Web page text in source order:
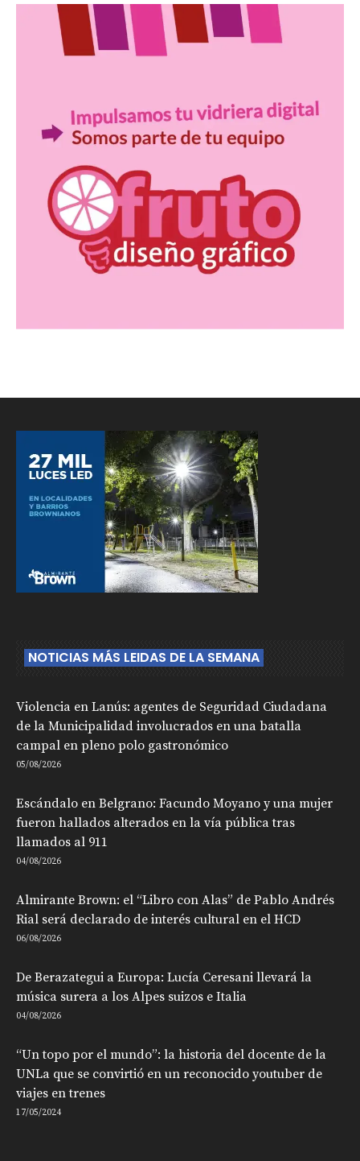
NOTICIAS MÁS LEIDAS DE LA SEMANA
Violencia en Lanús: agentes de Seguridad Ciudadana
de la Municipalidad involucrados en una batalla
campal en pleno polo gastronómico
05/08/2026
Escándalo en Belgrano: Facundo Moyano y una mujer
fueron hallados alterados en la vía pública tras
llamados al 911
04/08/2026
Almirante Brown: el “Libro con Alas” de Pablo Andrés
Rial será declarado de interés cultural en el HCD
06/08/2026
De Berazategui a Europa: Lucía Ceresani llevará la
música surera a los Alpes suizos e Italia
04/08/2026
“Un topo por el mundo”: la historia del docente de la
UNLa que se convirtió en un reconocido youtuber de
viajes en trenes
17/05/2024